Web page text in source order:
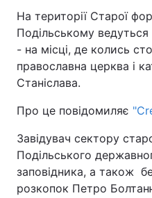
Головна
Спорт
Техно і зв'язок
На території Старої
Подільському ведуться
- на місці, де колись
православна церква і
Станіслава.
Про це повідомиляє
Завідувач сектору
Подільського
заповідника, а також
розкопок Петро